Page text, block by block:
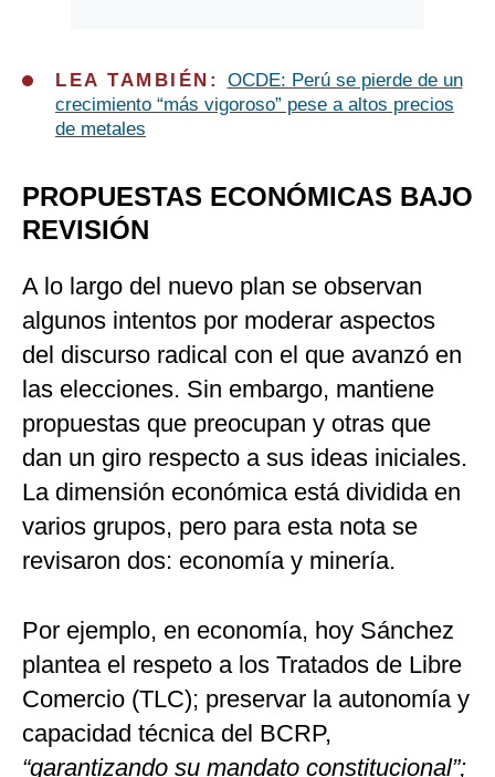
L EA TAMBIÉN: OCDE: Perú se pierde de un
crecimiento “más vigoroso” pese a altos precios
de metales
PROPUESTAS ECONÓMICAS BAJO
REVISIÓN
A lo largo del nuevo plan se observan
algunos intentos por moderar aspectos
del discurso radical con el que avanzó en
las elecciones. Sin embargo, mantiene
propuestas que preocupan y otras que
dan un giro respecto a sus ideas iniciales.
La dimensión económica está dividida en
varios grupos, pero para esta nota se
revisaron dos: economía y minería.
Por ejemplo, en economía, hoy Sánchez
plantea el respeto a los Tratados de Libre
Comercio (TLC); preservar la autonomía y
capacidad técnica del BCRP,
“garantizando su mandato constitucional”;